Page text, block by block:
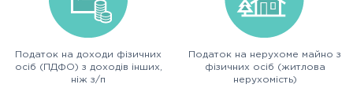
Податок на доходи фізичних
осіб (ПДФО) з доходів інших,
ніж з/п
Податок на нерухоме майно з
фізичних осіб (житлова
нерухомість)